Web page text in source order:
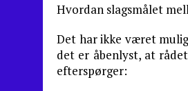
Hvordan slagsmålet
Det har ikke været
det er åbenlyst, at
efterspørger: